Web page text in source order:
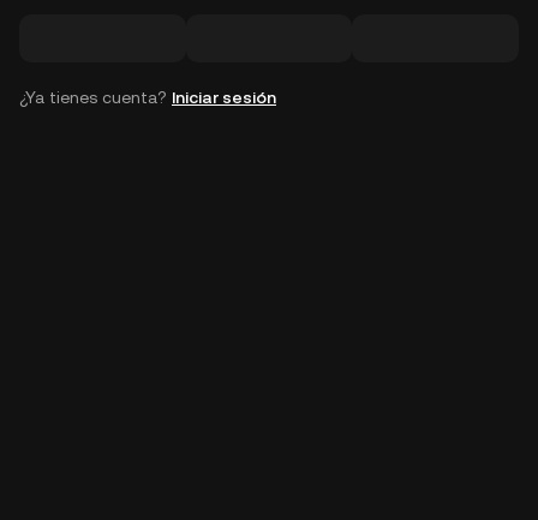
¿Ya tienes cuenta? Iniciar sesión